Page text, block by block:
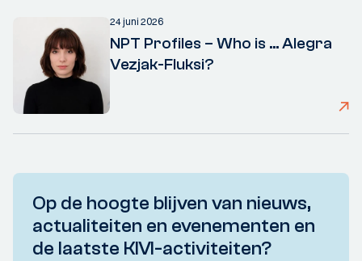
24 juni 2026
NPT Profiles – Who is ... Alegra
Vezjak-Fluksi?
Op de hoogte blijven van nieuws,
actualiteiten en evenementen en
de laatste KIVI-activiteiten?